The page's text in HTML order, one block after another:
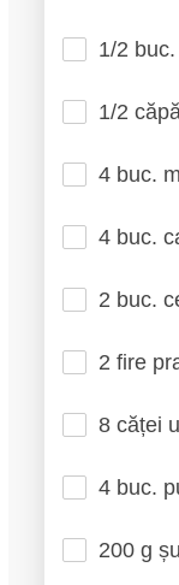
1/2
1/2
4 buc.
4 buc.
2 buc.
2 fire
8 căței
4 buc.
200 g